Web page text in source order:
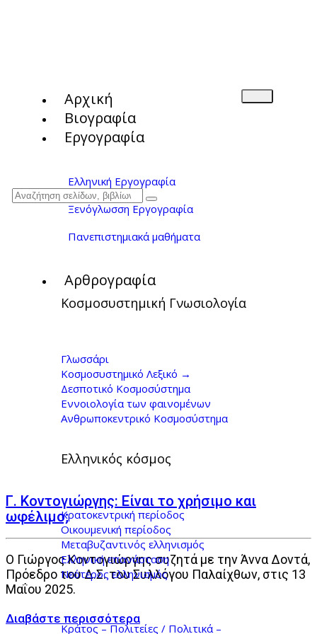
Αρχική
Βιογραφία
Εργογραφία
Ελληνική Εργογραφία
Ξενόγλωσση Εργογραφία
Πανεπιστημιακά μαθήματα
Αρθρογραφία
Κοσμοσυστημική Γνωσιολογία
Γλωσσάρι
Κοσμοσυστημικό Λεξικό →
Δεσποτικό Κοσμοσύστημα
Εννοιολογία των φαινομένων
Ανθρωποκεντρικό Κοσμοσύστημα
Ελληνικός κόσμος
Κρατοκεντρική περίοδος
Οικουμενική περίοδος
Μεταβυζαντινός ελληνισμός
Ελληνική επανάσταση
Νεότερος ελληνισμός
Κράτος – Πολιτείες / Πολιτικά –
Γιώργος Κοντογιώργης
Γ. Κοντογιώργης: Είναι το χρήσιμο και
ωφέλιμο;
Ο Γιώργος Κοντογιώργης συζητά με την Άννα Δοντά,
Πρόεδρο του Δ.Σ. του Συλλόγου Παλαίχθων, στις 13
Μαΐου 2025.